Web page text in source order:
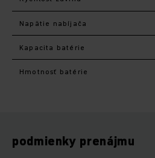
Napätie nabíjača
Kapacita batérie
Hmotnosť batérie
podmienky prenájmu